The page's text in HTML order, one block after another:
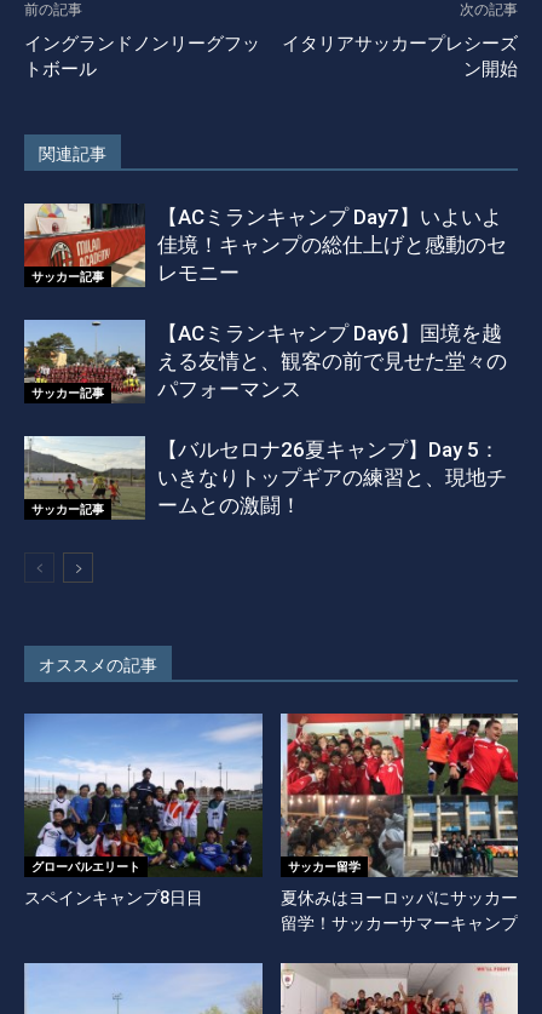
前の記事
イングランドノンリーグフッ
トボール
次の記事
イタリアサッカープレシーズ
ン開始
関連記事
サッカー記事
【ACミランキャンプ Day7】いよいよ
佳境！キャンプの総仕上げと感動のセ
レモニー
サッカー記事
【ACミランキャンプ Day6】国境を越
える友情と、観客の前で見せた堂々の
パフォーマンス
サッカー記事
【バルセロナ26夏キャンプ】Day 5：
いきなりトップギアの練習と、現地チ
ームとの激闘！
オススメの記事
グローバルエリート
スペインキャンプ8日目
サッカー留学
夏休みはヨーロッパにサッカー
留学！サッカーサマーキャンプ